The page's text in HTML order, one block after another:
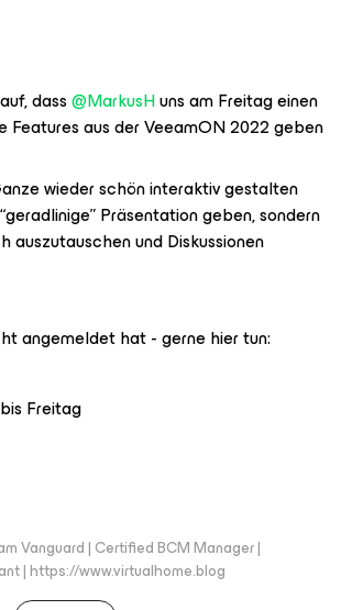
dass@MarkusHuns am Freitag einen
Features aus der VeeamON 2022 geben
wieder schön interaktiv gestalten
Präsentation geben, sondern
auszutauschen und Diskussionen
angemeldet hat - gerne hier tun:
Freitag
Vanguard | Certified BCM Manager |
| https://www.virtualhome.blog